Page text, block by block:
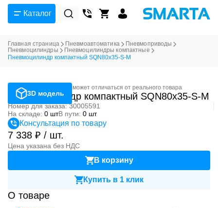
Каталог
Главная страница Пневмоавтоматика
Пневмоприводы
Пневмоцилиндры
Пневмоцилиндры компактные
Пневмоцилиндр компактный SQN80x35-S-M
3D модель
Фотография может отличаться от реального товара
Пневмоцилиндр компактный SQN80x35-S-M
Номер для заказа: 30005591
На складе: 0 штВ пути: 0 шт
Консультация по товару
7 338 ₽ / шт.
Цена указана без НДС
В корзину
Купить в 1 клик
О товаре